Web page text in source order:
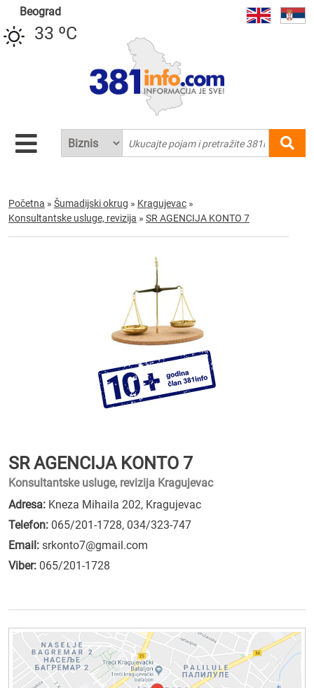
Beograd
33 ºC
Početna » Šumadijski okrug » Kragujevac »
Konsultantske usluge, revizija » SR AGENCIJA KONTO 7
SR AGENCIJA KONTO 7
Konsultantske usluge, revizija Kragujevac
Adresa: Kneza Mihaila 202, Kragujevac
Telefon: 065/201-1728, 034/323-747
Email: srkonto7@gmail.com
Viber: 065/201-1728